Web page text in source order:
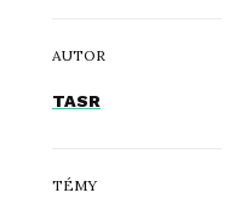
AUTOR
TASR
TÉMY